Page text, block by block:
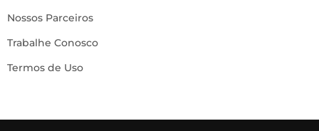
Nossos Parceiros
Trabalhe Conosco
Termos de Uso